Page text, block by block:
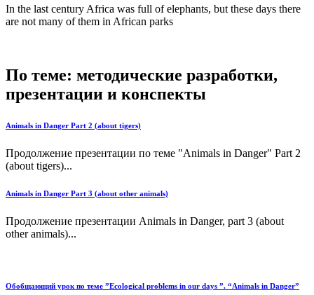
In the last century Africa was full of elephants, but these days there
are not many of them in African parks
По теме: методические разработки,
презентации и конспекты
Animals in Danger Part 2 (about tigers)
Продолжение презентации по теме "Animals in Danger" Part 2
(about tigers)...
Animals in Danger Part 3 (about other animals)
Продолжение презентации Animals in Danger, part 3 (about
other animals)...
Обобщающий урок по теме ”Ecological problems in our days ”. “Animals in Danger”